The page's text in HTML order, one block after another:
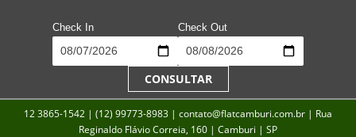
Check In Check Out
CONSULTAR
12 3865-1542 | (12) 99773-8983 | contato@flatcamburi.com.br | Rua
Reginaldo Flávio Correia, 160 | Camburi | SP